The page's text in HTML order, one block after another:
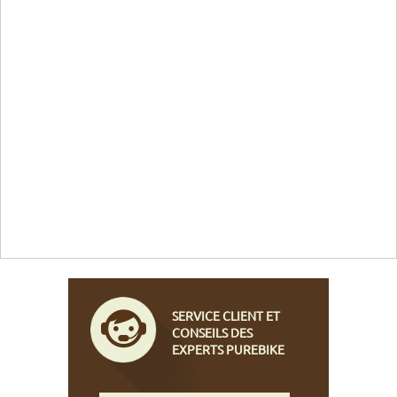
SERVICE CLIENT ET
CONSEILS DES
EXPERTS PUREBIKE